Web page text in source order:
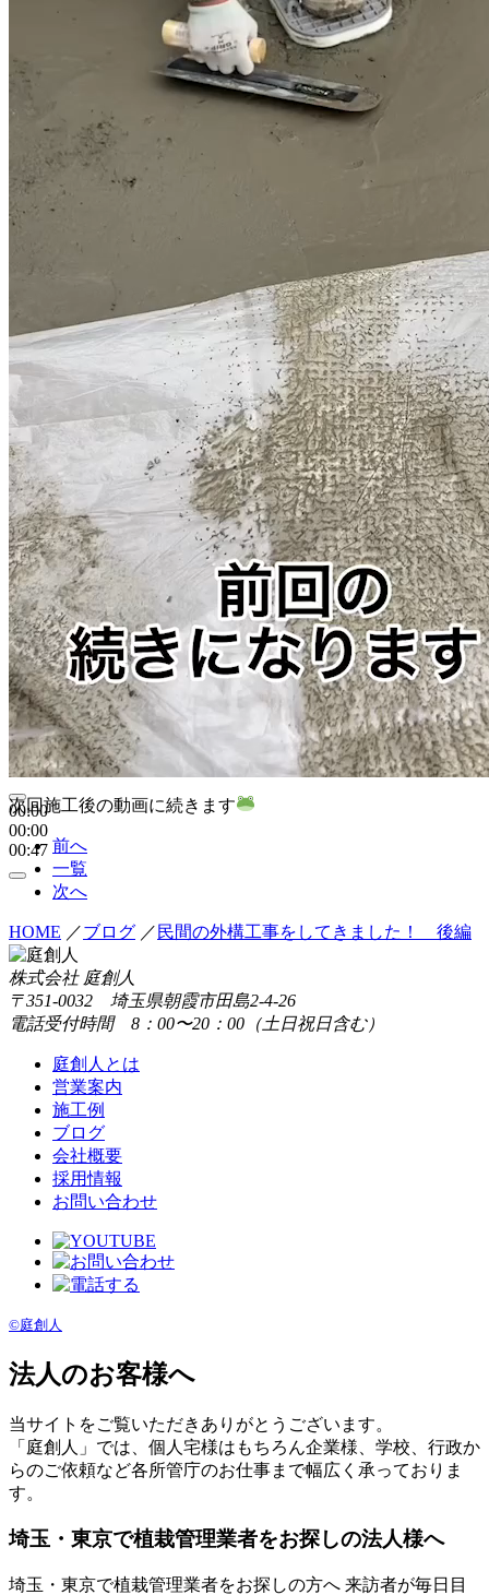
00:00
00:00
00:47
次回施工後の動画に続きます
前へ
一覧
次へ
HOME ／ブログ ／ 民間の外構工事をしてきました！ 後編
株式会社 庭創人
〒351-0032 埼玉県朝霞市田島2-4-26
電話受付時間 8：00〜20：00（土日祝日含む）
庭創人とは
営業案内
施工例
ブログ
会社概要
採用情報
お問い合わせ
©庭創人
法人のお客様へ
当サイトをご覧いただきありがとうございます。
「庭創人」では、個人宅様はもちろん企業様、学校、行政か
らのご依頼など各所管庁のお仕事まで幅広く承っておりま
す。
埼玉・東京で植栽管理業者をお探しの法人様へ
埼玉・東京で植栽管理業者をお探しの方へ 来訪者が毎日目